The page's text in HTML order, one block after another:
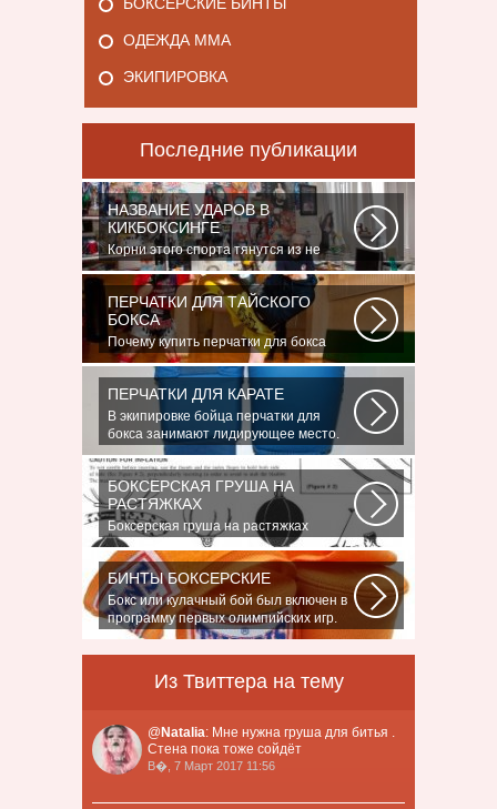
ОДЕЖДА ММА
ЭКИПИРОВКА
Последние публикации
НАЗВАНИЕ УДАРОВ В
КИКБОКСИНГЕ
Корни этого спорта тянутся из не
столь далеких 60-70-х годов XX века.
Родина...
ПЕРЧАТКИ ДЛЯ ТАЙСКОГО
БОКСА
Почему купить перчатки для бокса
выгоднее всего у нас в магазине?
Потому...
ПЕРЧАТКИ ДЛЯ КАРАТЕ
В экипировке бойца перчатки для
бокса занимают лидирующее место.
Нужны...
БОКСЕРСКАЯ ГРУША НА
РАСТЯЖКАХ
Боксерская груша на растяжках
является незаменимым атрибутом
практически...
БИНТЫ БОКСЕРСКИЕ
Бокс или кулачный бой был включен в
программу первых олимпийских игр.
На...
Из Твиттера на тему
@ Natalia: Мне нужна груша для битья .
Стена пока тоже сойдёт
В�, 7 Март 2017 11:56